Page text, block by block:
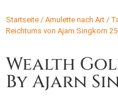
Startseite / Amulette nach Art /
Reichtums von Ajarn Singkorn
Wealth
By Ajarn